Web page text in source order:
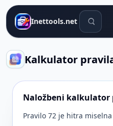
Inettools.net Orodja
Kalkulator
Naložbeni kalkulator
Pravilo 72 je hitra